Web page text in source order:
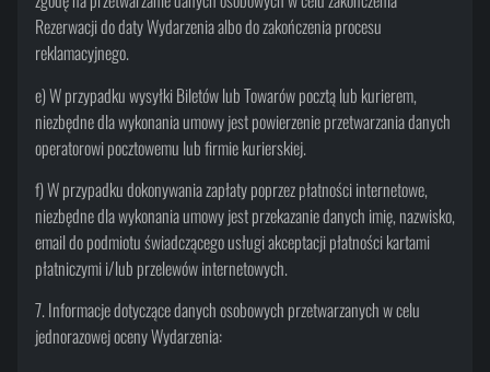
Rezerwacji do daty Wydarzenia albo do zakończenia procesu
reklamacyjnego.
e) W przypadku wysyłki Biletów lub Towarów pocztą lub kurierem,
niezbędne dla wykonania umowy jest powierzenie przetwarzania danych
operatorowi pocztowemu lub firmie kurierskiej.
f) W przypadku dokonywania zapłaty poprzez płatności internetowe,
niezbędne dla wykonania umowy jest przekazanie danych imię, nazwisko,
email do podmiotu świadczącego usługi akceptacji płatności kartami
płatniczymi i/lub przelewów internetowych.
7. Informacje dotyczące danych osobowych przetwarzanych w celu
jednorazowej oceny Wydarzenia: